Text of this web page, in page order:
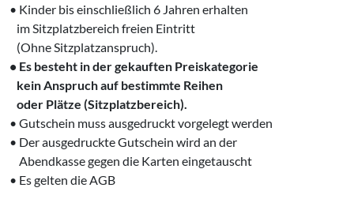
• Kinder bis einschließlich 6 Jahren erhalten
‌ im Sitzplatzbereich freien Eintritt
‌ (Ohne Sitzplatzanspruch).
• Es besteht in der gekauften Preiskategorie
‌ kein Anspruch auf bestimmte Reihen
‌ oder Plätze (Sitzplatzbereich).
• Gutschein muss ausgedruckt vorgelegt werden
• Der ausgedruckte Gutschein wird an der
Abendkasse gegen die Karten eingetauscht
• Es gelten die AGB